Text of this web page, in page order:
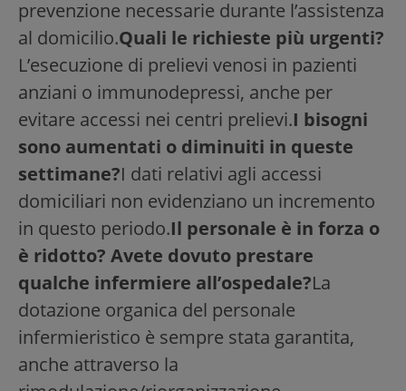
prevenzione necessarie durante l’assistenza
al domicilio.Quali le richieste più urgenti?
L’esecuzione di prelievi venosi in pazienti
anziani o immunodepressi, anche per
evitare accessi nei centri prelievi.I bisogni
sono aumentati o diminuiti in queste
settimane?I dati relativi agli accessi
domiciliari non evidenziano un incremento
in questo periodo.Il personale è in forza o
è ridotto? Avete dovuto prestare
qualche infermiere all’ospedale?La
dotazione organica del personale
infermieristico è sempre stata garantita,
anche attraverso la